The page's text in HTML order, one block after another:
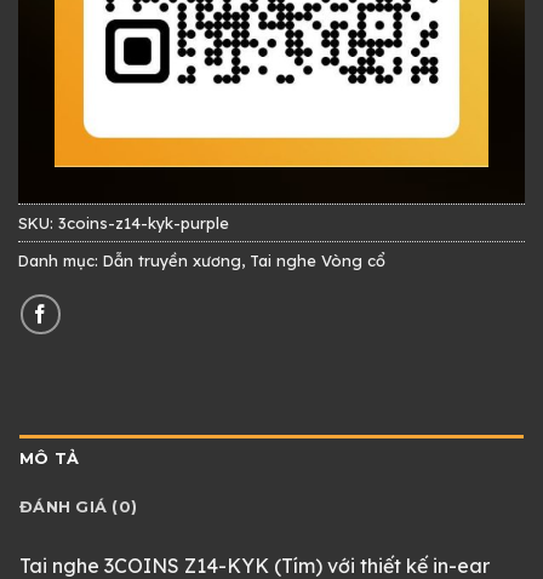
SKU: 3coins-z14-kyk-purple
Danh mục: Dẫn truyền xương, Tai nghe Vòng cổ
MÔ TẢ
ĐÁNH GIÁ (0)
Tai nghe 3COINS Z14-KYK (Tím) với thiết kế in-ear